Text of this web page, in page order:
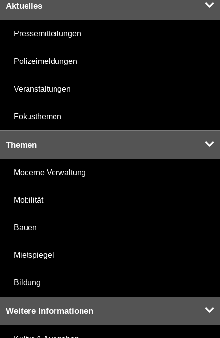
Aktuelles
Pressemitteilungen
Polizeimeldungen
Veranstaltungen
Fokusthemen
Themen
Moderne Verwaltung
Mobilität
Bauen
Mietspiegel
Bildung
Weitere Informationen